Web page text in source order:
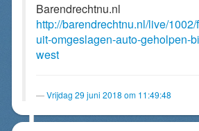
Barendrechtnu.nl
http://barendrechtnu.nl/live/
uit-omgeslagen-auto-geholpen-
west
Vrijdag 29 juni 2018 om 11:49:48